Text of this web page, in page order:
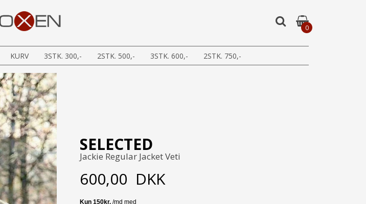
0
KURV 3STK. 300,- 2STK. 500,- 3STK. 600,- 2STK. 750,-
SELECTED
Jackie Regular Jacket Veti
600,00 DKK